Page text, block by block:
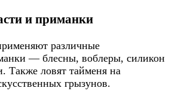
и приманки
различные
— блесны, воблеры, силикон
Также ловят тайменя на
грызунов.